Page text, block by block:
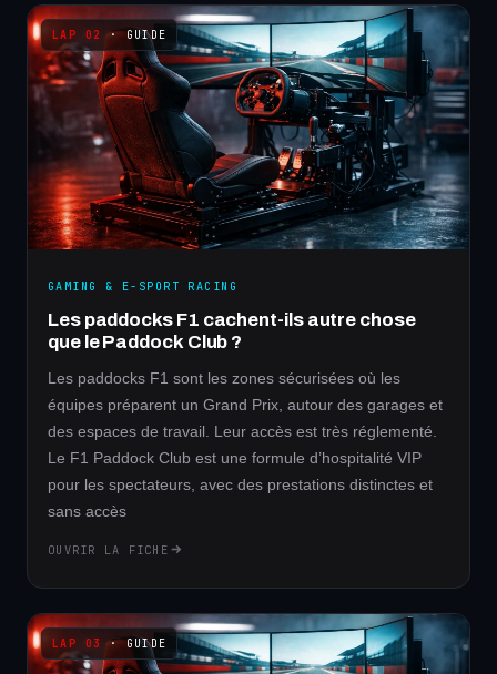
· GUIDE
GAMING & E-SPORT RACING
Les paddocks F1 cachent-ils autre chose
que le Paddock Club ?
Les paddocks F1 sont les zones sécurisées où les
équipes préparent un Grand Prix, autour des garages et
des espaces de travail. Leur accès est très réglementé.
Le F1 Paddock Club est une formule d’hospitalité VIP
pour les spectateurs, avec des prestations distinctes et
sans accès
OUVRIR LA FICHE
· GUIDE